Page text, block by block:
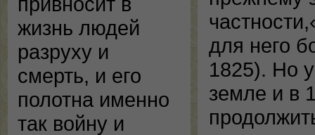
жизнь людей
разруху и
смерть, и его
полотна именно
так войну и
для него
1825). Но
земле и в